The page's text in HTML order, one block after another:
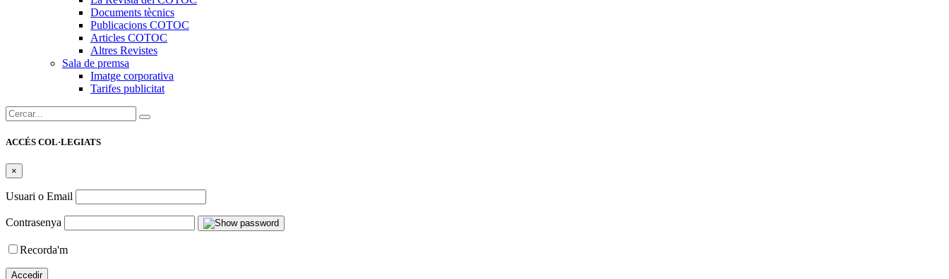
Documents tècnics
Publicacions COTOC
Articles COTOC
Altres Revistes
Sala de premsa
Imatge corporativa
Tarifes publicitat
Cercar:
ACCÉS COL·LEGIATS
×
Usuari o Email
Contrasenya
Recorda'm